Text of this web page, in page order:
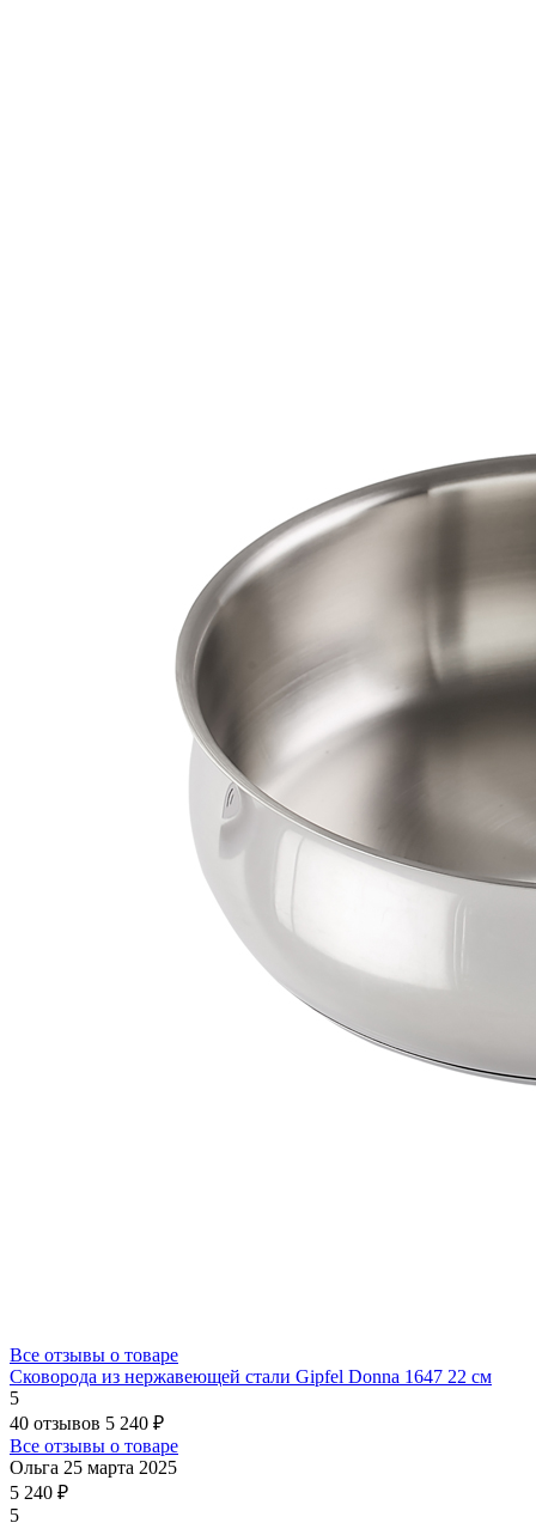
Все отзывы о товаре
Сковорода из нержавеющей стали Gipfel Donna 1647 22 см
5
40 отзывов 5 240 ₽
Все отзывы о товаре
Ольга 25 марта 2025
5 240 ₽
5